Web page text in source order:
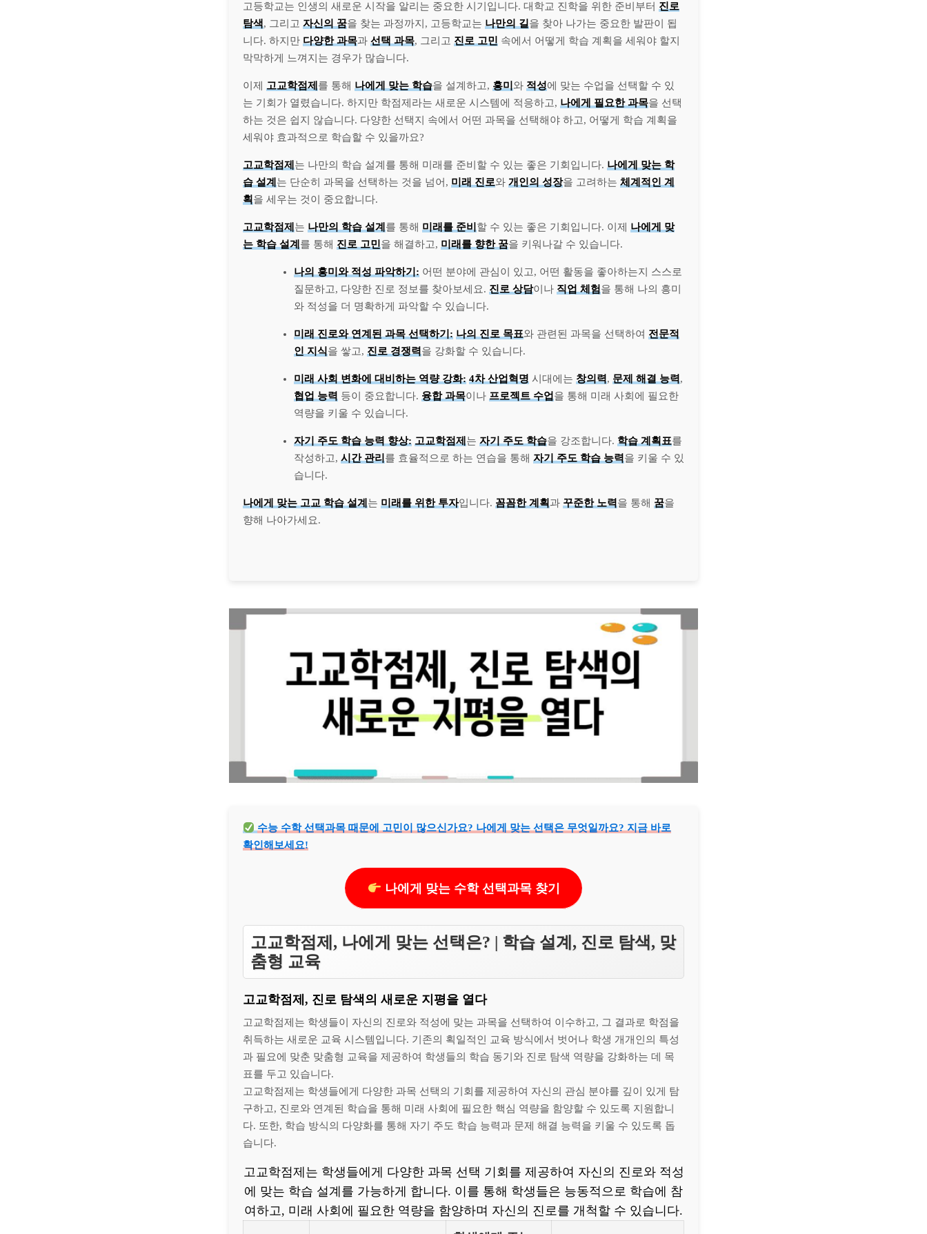
고등학교는 인생의 새로운 시작을 알리는 중요한 시기입니다. 대학교 진학을 위한 준비부터 진로
탐색, 그리고 자신의 꿈을 찾는 과정까지, 고등학교는 나만의 길을 찾아 나가는 중요한 발판이 됩
니다. 하지만 다양한 과목과 선택 과목, 그리고 진로 고민 속에서 어떻게 학습 계획을 세워야 할지
막막하게 느껴지는 경우가 많습니다.
이제 고교학점제를 통해 나에게 맞는 학습을 설계하고, 흥미와 적성에 맞는 수업을 선택할 수 있
는 기회가 열렸습니다. 하지만 학점제라는 새로운 시스템에 적응하고, 나에게 필요한 과목을 선택
하는 것은 쉽지 않습니다. 다양한 선택지 속에서 어떤 과목을 선택해야 하고, 어떻게 학습 계획을
세워야 효과적으로 학습할 수 있을까요?
고교학점제는 나만의 학습 설계를 통해 미래를 준비할 수 있는 좋은 기회입니다. 나에게 맞는 학
습 설계는 단순히 과목을 선택하는 것을 넘어, 미래 진로와 개인의 성장을 고려하는 체계적인 계
획을 세우는 것이 중요합니다.
고교학점제는 나만의 학습 설계를 통해 미래를 준비할 수 있는 좋은 기회입니다. 이제 나에게 맞
는 학습 설계를 통해 진로 고민을 해결하고, 미래를 향한 꿈을 키워나갈 수 있습니다.
나의 흥미와 적성 파악하기: 어떤 분야에 관심이 있고, 어떤 활동을 좋아하는지 스스로
질문하고, 다양한 진로 정보를 찾아보세요. 진로 상담이나 직업 체험을 통해 나의 흥미
와 적성을 더 명확하게 파악할 수 있습니다.
미래 진로와 연계된 과목 선택하기: 나의 진로 목표와 관련된 과목을 선택하여 전문적
인 지식을 쌓고, 진로 경쟁력을 강화할 수 있습니다.
미래 사회 변화에 대비하는 역량 강화: 4차 산업혁명 시대에는 창의력, 문제 해결 능력,
협업 능력 등이 중요합니다. 융합 과목이나 프로젝트 수업을 통해 미래 사회에 필요한
역량을 키울 수 있습니다.
자기 주도 학습 능력 향상: 고교학점제는 자기 주도 학습을 강조합니다. 학습 계획표를
작성하고, 시간 관리를 효율적으로 하는 연습을 통해 자기 주도 학습 능력을 키울 수 있
습니다.
나에게 맞는 고교 학습 설계는 미래를 위한 투자입니다. 꼼꼼한 계획과 꾸준한 노력을 통해 꿈을
향해 나아가세요.
수능 수학 선택과목 때문에 고민이 많으신가요? 나에게 맞는 선택은 무엇일까요? 지금 바로
확인해보세요!
나에게 맞는 수학 선택과목 찾기
고교학점제, 나에게 맞는 선택은? | 학습 설계, 진로 탐색, 맞
춤형 교육
고교학점제, 진로 탐색의 새로운 지평을 열다
고교학점제는 학생들이 자신의 진로와 적성에 맞는 과목을 선택하여 이수하고, 그 결과로 학점을
취득하는 새로운 교육 시스템입니다. 기존의 획일적인 교육 방식에서 벗어나 학생 개개인의 특성
과 필요에 맞춘 맞춤형 교육을 제공하여 학생들의 학습 동기와 진로 탐색 역량을 강화하는 데 목
표를 두고 있습니다.
고교학점제는 학생들에게 다양한 과목 선택의 기회를 제공하여 자신의 관심 분야를 깊이 있게 탐
구하고, 진로와 연계된 학습을 통해 미래 사회에 필요한 핵심 역량을 함양할 수 있도록 지원합니
다. 또한, 학습 방식의 다양화를 통해 자기 주도 학습 능력과 문제 해결 능력을 키울 수 있도록 돕
습니다.
고교학점제는 학생들에게 다양한 과목 선택 기회를 제공하여 자신의 진로와 적성
에 맞는 학습 설계를 가능하게 합니다. 이를 통해 학생들은 능동적으로 학습에 참
여하고, 미래 사회에 필요한 역량을 함양하며 자신의 진로를 개척할 수 있습니다.